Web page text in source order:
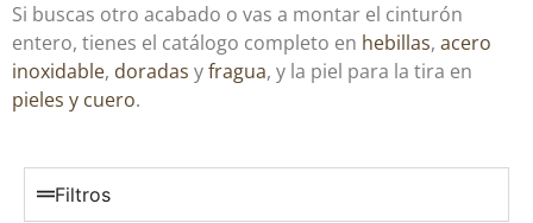
Si buscas otro acabado o vas a montar el cinturón
entero, tienes el catálogo completo en hebillas, acero
inoxidable, doradas yfragua, y la piel para la tira en
pieles y cuero.
Filtros